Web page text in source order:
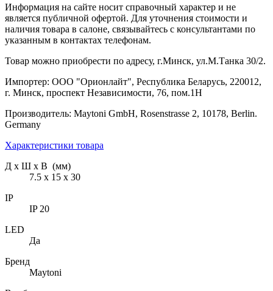
Информация на сайте носит справочный характер и не
является публичной офертой. Для уточнения стоимости и
наличия товара в салоне, связывайтесь с консультантами по
указанным в контактах телефонам.
Товар можно приобрести по адресу, г.Минск, ул.М.Танка 30/2.
Импортер: ООО "Орионлайт", Республика Беларусь, 220012,
г. Минск, проспект Независимости, 76, пом.1Н
Производитель: Maytoni GmbH, Rosenstrasse 2, 10178, Berlin.
Germany
Характеристики товара
Д х Ш х В (мм)
7.5 х 15 х 30
IP
IP 20
LED
Да
Бренд
Maytoni